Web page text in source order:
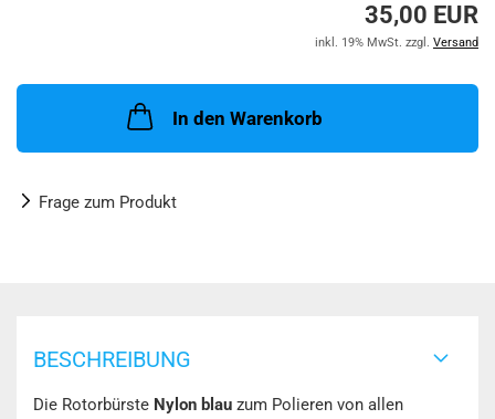
35,00 EUR
inkl. 19% MwSt. zzgl. Versand
In den Warenkorb
Frage zum Produkt
BESCHREIBUNG
Die Rotorbürste Nylon blau zum Polieren von allen